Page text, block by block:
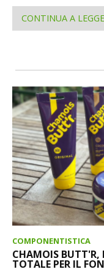
CONTINUA A
COMPONENTISTICA
CHAMOIS BUTT'R,
TOTALE PER IL